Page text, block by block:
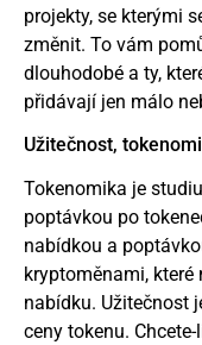
projekty, se kterými
změnit. To vám
dlouhodobé a ty,
přidávají jen málo
Užitečnost,
Tokenomika je
poptávkou po
nabídkou a
kryptoměnami,
nabídku. Užitečnost
ceny tokenu.